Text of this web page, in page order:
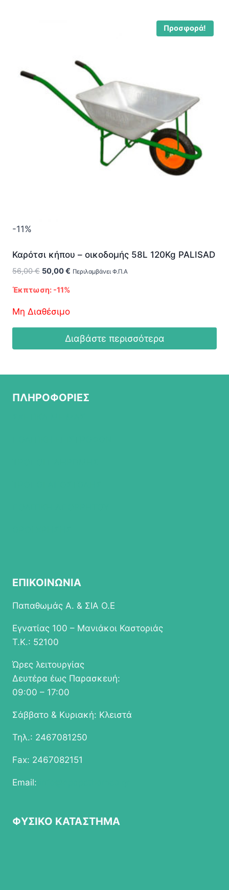
Προσφορά!
-11%
Καρότσι κήπου – οικοδομής 58L 120Kg PALISAD
56,00€ Original
was:
56,00 €.
50,00€ Η
Περιλαμβάνει Φ.Π.Α
Έκπτωση: -11%
Μη Διαθέσιμο
Διαβάστε περισσότερα
ΠΛΗΡΟΦΟΡΙΕΣ
ΕΠΙΚΟΙΝΩΝΙΑ
Παπαθωμάς Α. & ΣΙΑ Ο.Ε
Εγνατίας 100 – Μανιάκοι Καστοριάς
Τ.Κ.: 52100
Ώρες λειτουργίας
Δευτέρα έως Παρασκευή:
09:00 – 17:00
Σάββατο & Κυριακή: Κλειστά
Τηλ.: 2467081250
Fax: 2467082151
Email:
ΦΥΣΙΚΟ ΚΑΤΑΣΤΗΜΑ